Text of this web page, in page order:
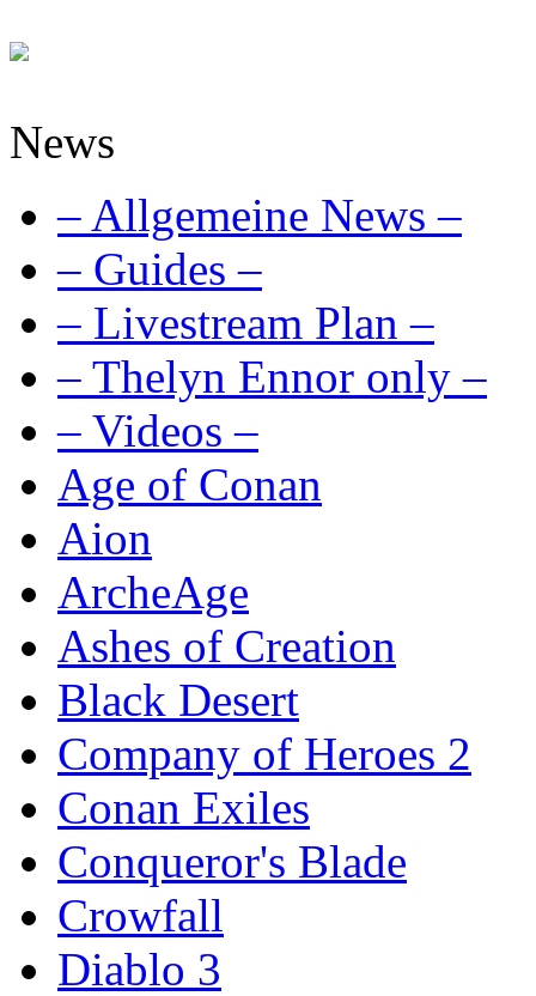
News
– Allgemeine News –
– Guides –
– Livestream Plan –
– Thelyn Ennor only –
– Videos –
Age of Conan
Aion
ArcheAge
Ashes of Creation
Black Desert
Company of Heroes 2
Conan Exiles
Conqueror's Blade
Crowfall
Diablo 3